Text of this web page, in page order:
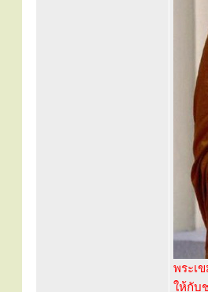
พระเ
ให้กับ